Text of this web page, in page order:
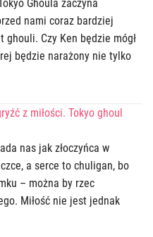
Ghoula zaczyna
nami coraz bardziej
ghouli. Czy Ken będzie mógł
będzie narażony nie tylko
z miłości. Tokyo ghoul
nas jak złoczyńca w
a serce to chuligan, bo
– można by rzec
Miłość nie jest jednak